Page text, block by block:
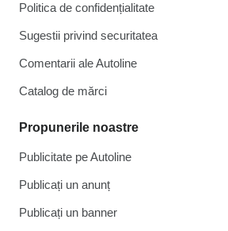
Politica de confidențialitate
Sugestii privind securitatea
Comentarii ale Autoline
Catalog de mărcі
Propunerile noastre
Publicitate pe Autoline
Publicați un anunț
Publicați un banner